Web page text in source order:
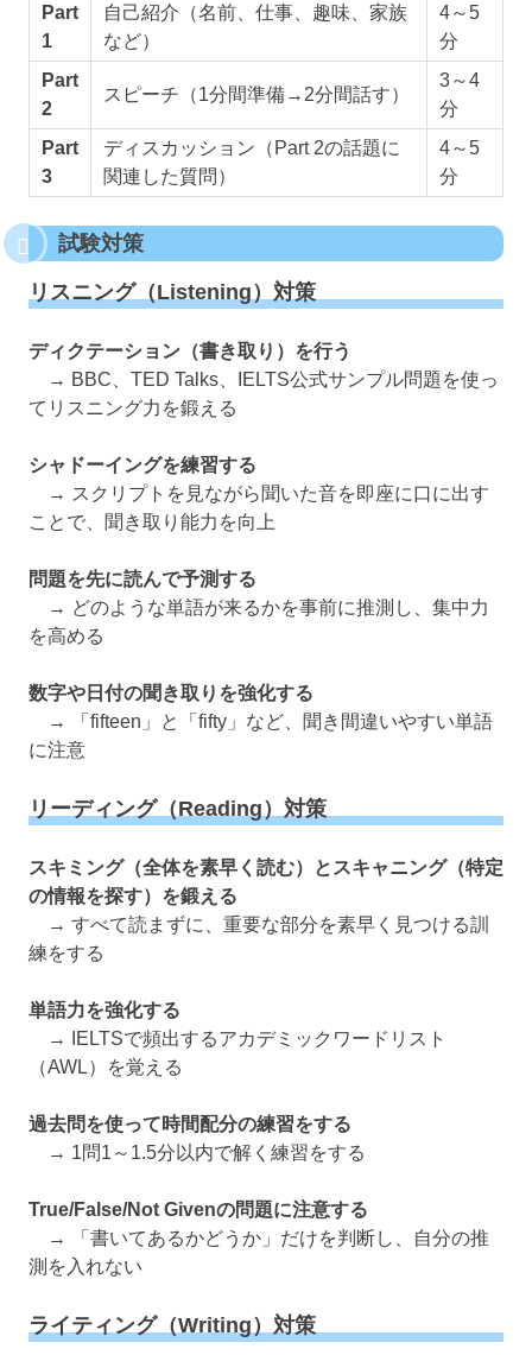
Part
1
自己紹介（名前、仕事、趣味、家族
など）
4～5
分
Part
2
スピーチ（1分間準備→2分間話す）
3～4
分
Part
3
ディスカッション（Part 2の話題に
関連した質問）
4～5
分
試験対策
リスニング（Listening）対策
ディクテーション（書き取り）を行う
→ BBC、TED Talks、IELTS公式サンプル問題を使っ
てリスニング力を鍛える
シャドーイングを練習する
→ スクリプトを見ながら聞いた音を即座に口に出す
ことで、聞き取り能力を向上
問題を先に読んで予測する
→ どのような単語が来るかを事前に推測し、集中力
を高める
数字や日付の聞き取りを強化する
→ 「fifteen」と「fifty」など、聞き間違いやすい単語
に注意
リーディング（Reading）対策
スキミング（全体を素早く読む）とスキャニング（特定
の情報を探す）を鍛える
→ すべて読まずに、重要な部分を素早く見つける訓
練をする
単語力を強化する
→ IELTSで頻出するアカデミックワードリスト
（AWL）を覚える
過去問を使って時間配分の練習をする
→ 1問1～1.5分以内で解く練習をする
True/False/Not Givenの問題に注意する
→ 「書いてあるかどうか」だけを判断し、自分の推
測を入れない
ライティング（Writing）対策